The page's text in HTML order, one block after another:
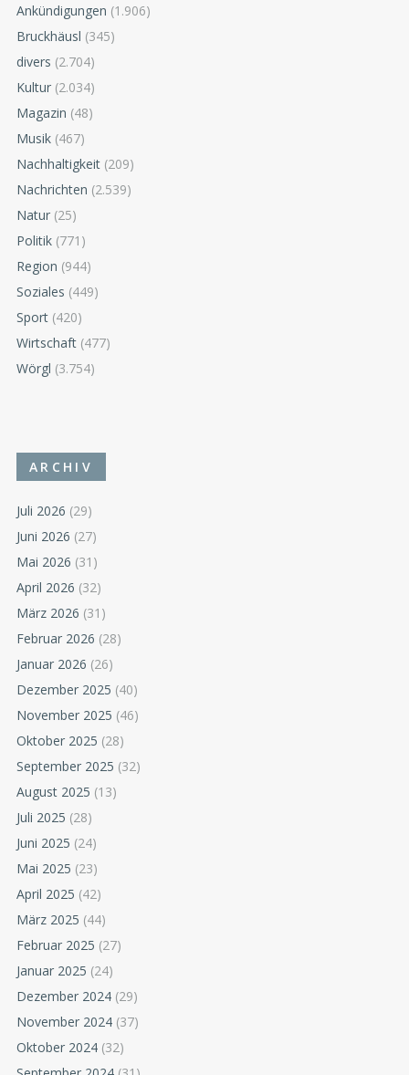
Ankündigungen (1.906)
Bruckhäusl (345)
divers (2.704)
Kultur (2.034)
Magazin (48)
Musik (467)
Nachhaltigkeit (209)
Nachrichten (2.539)
Natur (25)
Politik (771)
Region (944)
Soziales (449)
Sport (420)
Wirtschaft (477)
Wörgl (3.754)
ARCHIV
Juli 2026 (29)
Juni 2026 (27)
Mai 2026 (31)
April 2026 (32)
März 2026 (31)
Februar 2026 (28)
Januar 2026 (26)
Dezember 2025 (40)
November 2025 (46)
Oktober 2025 (28)
September 2025 (32)
August 2025 (13)
Juli 2025 (28)
Juni 2025 (24)
Mai 2025 (23)
April 2025 (42)
März 2025 (44)
Februar 2025 (27)
Januar 2025 (24)
Dezember 2024 (29)
November 2024 (37)
Oktober 2024 (32)